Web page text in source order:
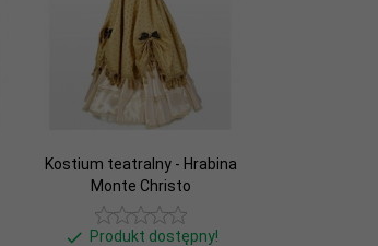
Kostium teatralny - Hrabina
Monte Christo
Produkt dostępny!